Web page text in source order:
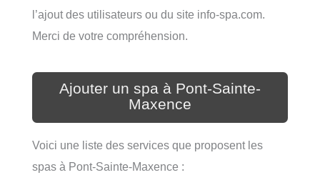
l’ajout des utilisateurs ou du site info-spa.com.
Merci de votre compréhension.
Ajouter un spa à Pont-Sainte-
Maxence
Voici une liste des services que proposent les
spas à Pont-Sainte-Maxence :